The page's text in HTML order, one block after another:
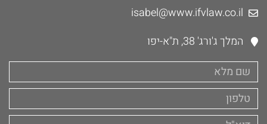
isabel@www.ifvlaw.co.il
המלך ג'ורג' 38, ת"א-יפו